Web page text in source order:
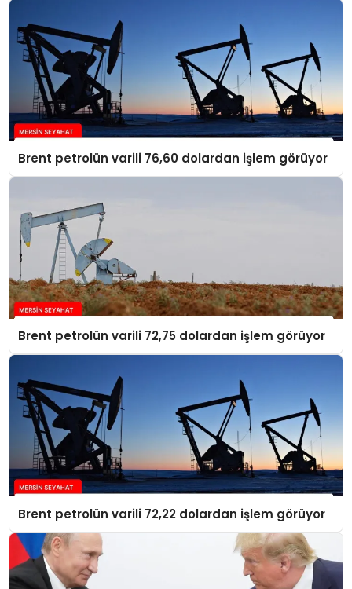
Brent petrolün varili 76,60 dolardan işlem görüyor
Brent petrolün varili 72,75 dolardan işlem görüyor
Brent petrolün varili 72,22 dolardan işlem görüyor